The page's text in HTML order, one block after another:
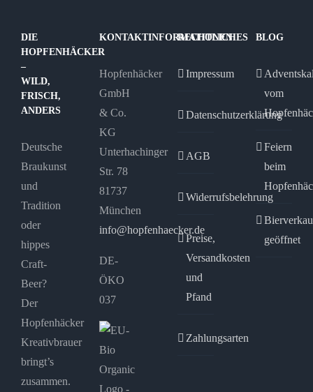
Optionen
auf
der
Produktseite
gewählt
werden
DIE
HOPFENHÄCKER
–
WILD,
FRISCH,
ANDERS
Deutsche
Braukunst
und
Tradition
oder
hippes
Craft-
Beer?
Der
Hopfenhäcker
Kreativbrauer
bringt’s
zusammen.
KONTAKTINFORMATIONEN
Hopfenhäcker
GmbH
& Co.
KG
Unterhachinger
Str. 78
81737
München
info@hopfenhaecker.de
DE-
ÖKO
037
RECHTLICHES
Impressum
Datenschutzerklärung
AGB
Widerrufsbelehrung
Preise,
Versandkosten
und
Pfand
Zahlungsarten
BLOG
vom
Feiern
beim
geöffnet